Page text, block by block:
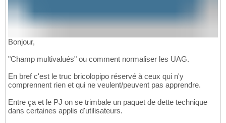
Bonjour,
"Champ multivalués" ou comment normaliser les UAG.
En bref c'est le truc bricolopipo réservé à ceux qui n'y
comprennent rien et qui ne veulent/peuvent pas apprendre.
Entre ça et le PJ on se trimbale un paquet de dette technique
dans certaines applis d'utilisateurs.